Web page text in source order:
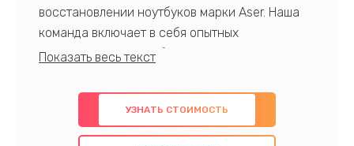
восстановлении ноутбуков марки Aser. Наша
команда включает в себя опытных
профессионалов с обширными знаниями и
предлагаем быстрый и качественный ремонт с
использованием оригинальных компонентов, а
также гарантируем качество всех
УЗНАТЬ СТОИМОСТЬ